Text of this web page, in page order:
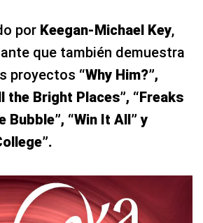
por Keegan-Michael Key,
que también demuestra
proyectos “Why Him?”,
the Bright Places”, “Freaks
Bubble”, “Win It All” y